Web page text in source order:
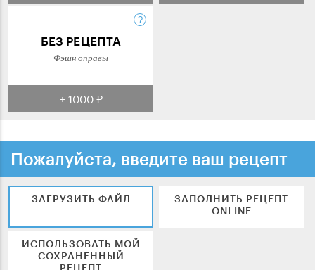
БЕЗ РЕЦЕПТА
Фэшн оправы
+ 1000 ₽
Пожалуйста, введите ваш рецепт
ЗАГРУЗИТЬ ФАЙЛ
ЗАПОЛНИТЬ РЕЦЕПТ
ONLINE
ИСПОЛЬЗОВАТЬ МОЙ
СОХРАНЕННЫЙ
РЕЦЕПТ